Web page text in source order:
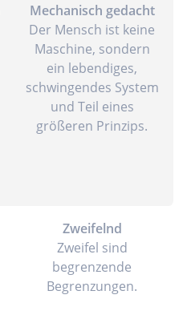
Mechanisch gedacht
Der Mensch ist keine
Maschine, sondern
ein lebendiges,
schwingendes System
und Teil eines
größeren Prinzips.
Zweifelnd
Zweifel sind
begrenzende
Begrenzungen.